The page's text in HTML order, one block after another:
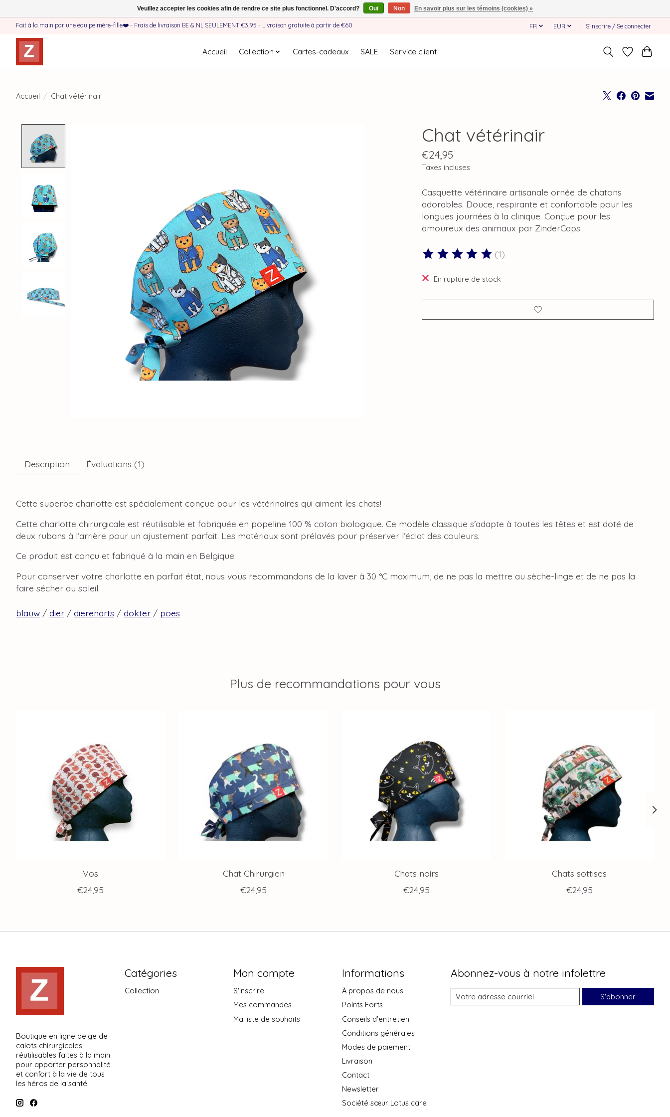
Fait à la main par une équipe mère-fille❤️ - Frais de livraison BE & NL SEULEMENT €3,95 - Livraison gratuite à partir de €60 FR EUR S’inscrire / Se connecter
Accueil Collection Cartes-cadeaux SALE Service client
Accueil / Chat vétérinair
Chat vétérinair
€24,95
Taxes incluses
Casquette vétérinaire artisanale ornée de chatons
adorables. Douce, respirante et confortable pour les
longues journées à la clinique. Conçue pour les
amoureux des animaux par ZinderCaps.
Ce produit est évalué à
(1)
En rupture de stock
Description Évaluations (1)
Cette superbe charlotte est spécialement conçue pour les vétérinaires qui aiment les chats!
Cette charlotte chirurgicale est réutilisable et fabriquée en popeline 100 % coton biologique. Ce modèle classique s’adapte à toutes les têtes et est doté de
deux rubans à l’arrière pour un ajustement parfait. Les matériaux sont prélavés pour préserver l’éclat des couleurs.
Ce produit est conçu et fabriqué à la main en Belgique.
Pour conserver votre charlotte en parfait état, nous vous recommandons de la laver à 30 °C maximum, de ne pas la mettre au sèche-linge et de ne pas la
faire sécher au soleil.
blauw / dier / dierenarts / dokter / poes
Plus de recommandations pour vous
Vos
€24,95
Chat Chirurgien
€24,95
Chats noirs
€24,95
Chats sottises
€24,95
Boutique en ligne belge de
calots chirurgicales
réutilisables faites à la main
pour apporter personnalité
et confort à la vie de tous
les héros de la santé
Catégories
Collection
Mon compte
S'inscrire
Mes commandes
Ma liste de souhaits
Informations
À propos de nous
Points Forts
Conseils d'entretien
Conditions générales
Modes de paiement
Livraison
Contact
Newsletter
Société sœur Lotus care
Abonnez-vous à notre infolettre
S'abonner
Veuillez accepter les cookies afin de rendre ce site plus fonctionnel. D'accord? Oui Non En savoir plus sur les témoins (cookies) »